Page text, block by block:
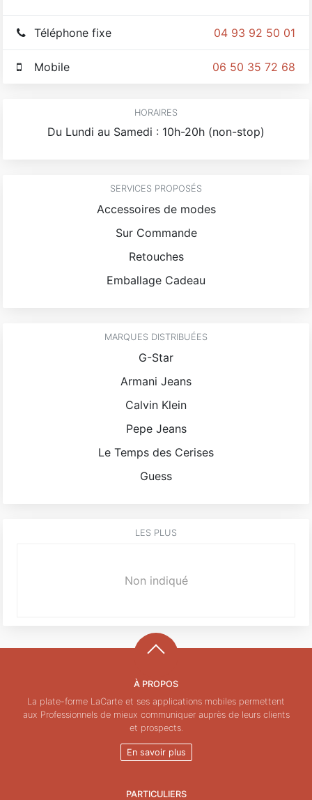
04 93 92 50 01
Téléphone fixe
06 50 35 72 68
Mobile
HORAIRES
Du Lundi au Samedi : 10h-20h (non-stop)
SERVICES PROPOSÉS
Accessoires de modes
Sur Commande
Retouches
Emballage Cadeau
MARQUES DISTRIBUÉES
G-Star
Armani Jeans
Calvin Klein
Pepe Jeans
Le Temps des Cerises
Guess
LES PLUS
Non indiqué
À PROPOS
La plate-forme LaCarte et ses applications mobiles permettent
aux Professionnels de mieux communiquer auprès de leurs clients
et prospects.
En savoir plus
PARTICULIERS